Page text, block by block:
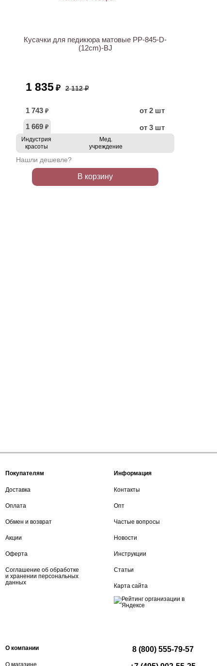
Кусачки для педикюра матовые PP-845-D-
(12cm)-BJ
1 835 ₽ 2 112 ₽
1 743 ₽
от 2 шт
1 669 ₽ от 3 шт
Индустрия
красоты
Мед.
учреждение
Нашли дешевле?
В корзину
Покупателям
Доставка
Оплата
Обмен и возврат
Акции
Оферта
Соглашение об обработке
и хранении персональных
данных
Информация
Контакты
Опт
Частые вопросы
Новости
Инструкции
Статьи
Карта сайта
О компании
О магазине
8 (800) 555-79-57